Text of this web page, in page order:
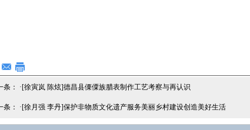
条： ·[徐寅岚 陈炫]德昌县傈僳族腊表制作工艺考察与再认识
条： ·[徐月强 李丹]保护非物质文化遗产服务美丽乡村建设创造美好生活